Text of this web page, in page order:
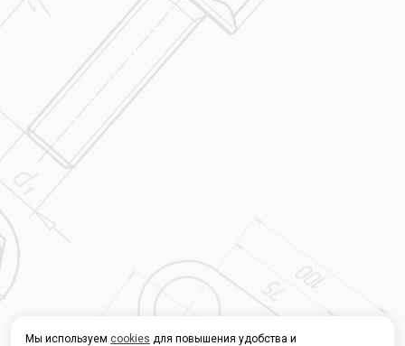
Мы используем cookies для повышения удобства и